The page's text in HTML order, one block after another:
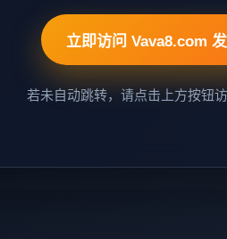
立即访问 Vava8.com
若未自动跳转，请点击上方按钮访